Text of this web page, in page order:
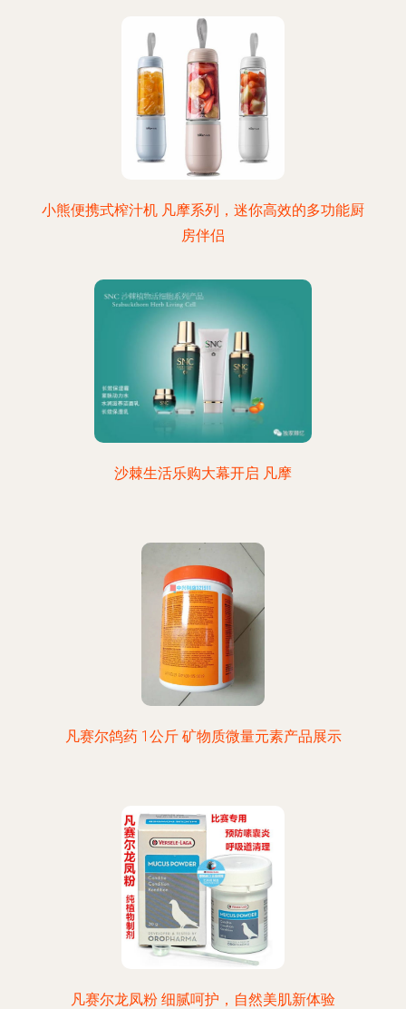
小熊便携式榨汁机 凡摩系列，迷你高效的多功能厨
房伴侣
沙棘生活乐购大幕开启 凡摩
凡赛尔鸽药 1公斤 矿物质微量元素产品展示
凡赛尔龙凤粉 细腻呵护，自然美肌新体验